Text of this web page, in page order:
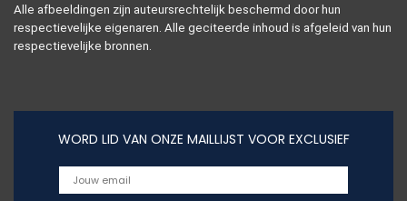
Alle afbeeldingen zijn auteursrechtelijk beschermd door hun
respectievelijke eigenaren. Alle geciteerde inhoud is afgeleid van hun
respectievelijke bronnen.
WORD LID VAN ONZE MAILLIJST VOOR EXCLUSIEF